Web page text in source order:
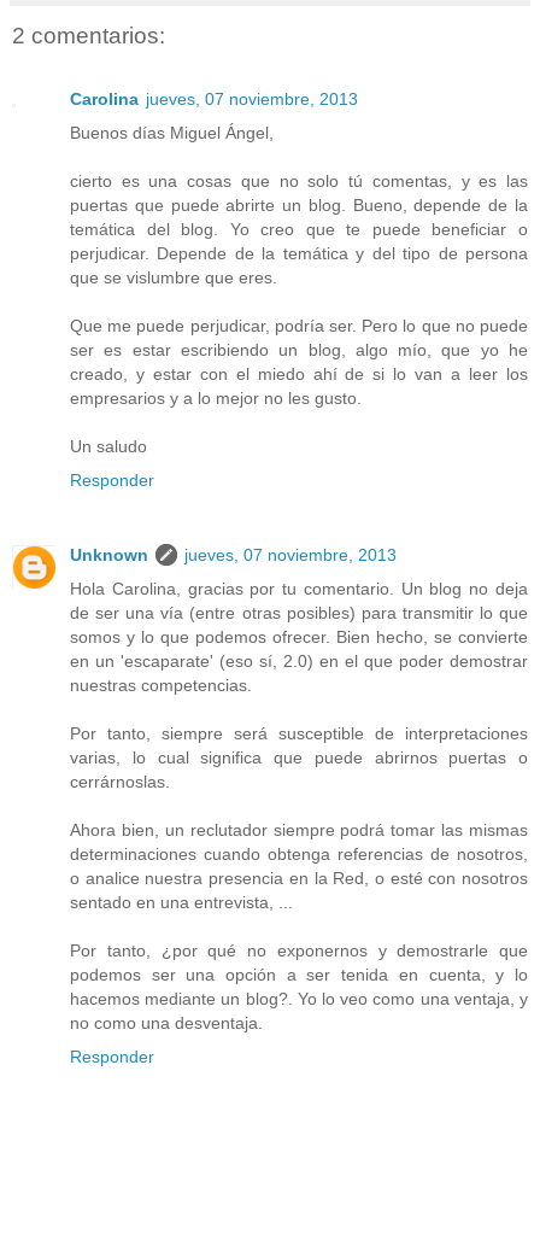
2 comentarios:
Carolina jueves, 07 noviembre, 2013
Buenos días Miguel Ángel,
cierto es una cosas que no solo tú comentas, y es las
puertas que puede abrirte un blog. Bueno, depende de la
temática del blog. Yo creo que te puede beneficiar o
perjudicar. Depende de la temática y del tipo de persona
que se vislumbre que eres.
Que me puede perjudicar, podría ser. Pero lo que no puede
ser es estar escribiendo un blog, algo mío, que yo he
creado, y estar con el miedo ahí de si lo van a leer los
empresarios y a lo mejor no les gusto.
Un saludo
Responder
Unknown
jueves, 07 noviembre, 2013
Hola Carolina, gracias por tu comentario. Un blog no deja
de ser una vía (entre otras posibles) para transmitir lo que
somos y lo que podemos ofrecer. Bien hecho, se convierte
en un 'escaparate' (eso sí, 2.0) en el que poder demostrar
nuestras competencias.
Por tanto, siempre será susceptible de interpretaciones
varias, lo cual significa que puede abrirnos puertas o
cerrárnoslas.
Ahora bien, un reclutador siempre podrá tomar las mismas
determinaciones cuando obtenga referencias de nosotros,
o analice nuestra presencia en la Red, o esté con nosotros
sentado en una entrevista, ...
Por tanto, ¿por qué no exponernos y demostrarle que
podemos ser una opción a ser tenida en cuenta, y lo
hacemos mediante un blog?. Yo lo veo como una ventaja, y
no como una desventaja.
Responder